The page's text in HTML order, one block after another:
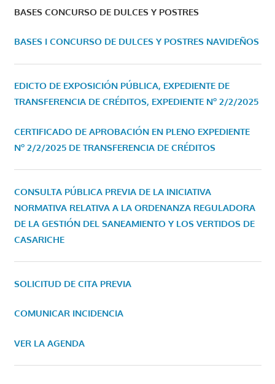
BASES CONCURSO DE DULCES Y POSTRES
BASES I CONCURSO DE DULCES Y POSTRES NAVIDEÑOS
EDICTO DE EXPOSICIÓN PÚBLICA, EXPEDIENTE DE
TRANSFERENCIA DE CRÉDITOS, EXPEDIENTE Nº 2/2/2025
CERTIFICADO DE APROBACIÓN EN PLENO EXPEDIENTE
Nº 2/2/2025 DE TRANSFERENCIA DE CRÉDITOS
CONSULTA PÚBLICA PREVIA DE LA INICIATIVA
NORMATIVA RELATIVA A LA ORDENANZA REGULADORA
DE LA GESTIÓN DEL SANEAMIENTO Y LOS VERTIDOS DE
CASARICHE
SOLICITUD DE CITA PREVIA
COMUNICAR INCIDENCIA
VER LA AGENDA